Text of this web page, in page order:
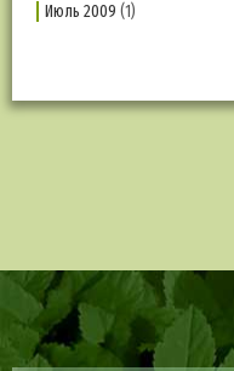
Июль 2009 (1)